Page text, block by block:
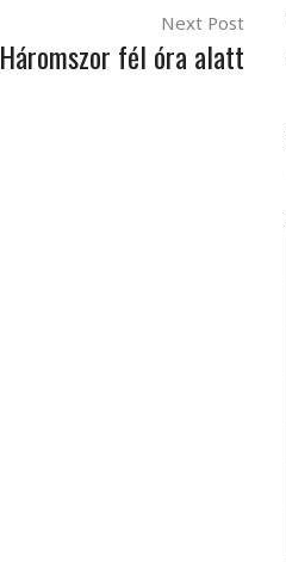
Next Post
Háromszor fél óra alatt